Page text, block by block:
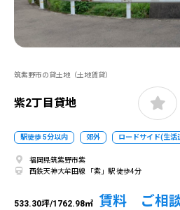
筑紫野市の貸土地（土地賃貸）
紫2丁目貸地
駅徒歩 5分以内 郊外 ロードサイド(生活
福岡県筑紫野市紫
西鉄天神大牟田線 「紫」駅 徒歩4分
533.30坪/1762.98㎡ 賃料 ご相